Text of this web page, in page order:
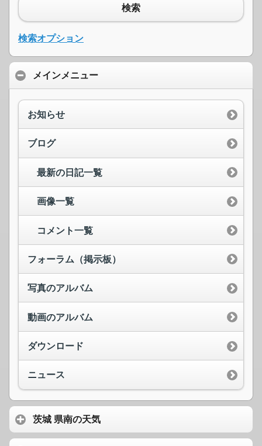
検索
検索オプション
メインメニュー
お知らせ
ブログ
最新の日記一覧
画像一覧
コメント一覧
フォーラム（掲示板）
写真のアルバム
動画のアルバム
ダウンロード
ニュース
茨城 県南の天気